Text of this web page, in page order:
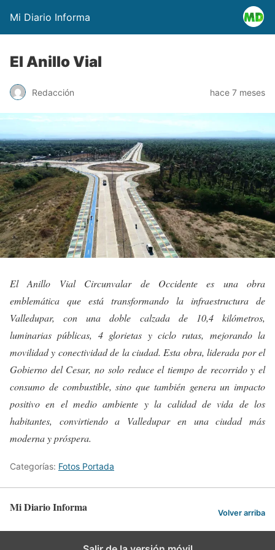
Mi Diario Informa
El Anillo Vial
Redacción hace 7 meses
El Anillo Vial Circunvalar de Occidente es una obra
emblemática que está transformando la infraestructura de
Valledupar, con una doble calzada de 10,4 kilómetros,
luminarias públicas, 4 glorietas y ciclo rutas, mejorando la
movilidad y conectividad de la ciudad. Esta obra, liderada por el
Gobierno del Cesar, no solo reduce el tiempo de recorrido y el
consumo de combustible, sino que también genera un impacto
positivo en el medio ambiente y la calidad de vida de los
habitantes, convirtiendo a Valledupar en una ciudad más
moderna y próspera.
Categorías: Fotos Portada
Mi Diario Informa Volver arriba